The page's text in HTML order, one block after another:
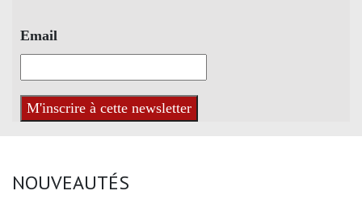
Email
NOUVEAUTÉS